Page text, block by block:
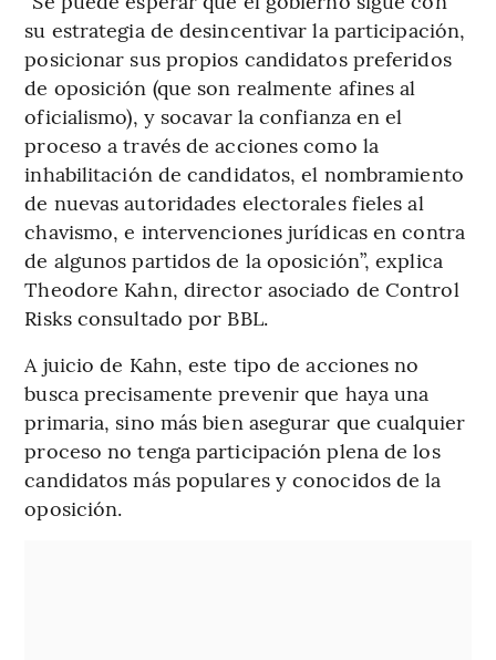
su estrategia de desincentivar la participación,
posicionar sus propios candidatos preferidos
de oposición (que son realmente afines al
oficialismo), y socavar la confianza en el
proceso a través de acciones como la
inhabilitación de candidatos, el nombramiento
de nuevas autoridades electorales fieles al
chavismo, e intervenciones jurídicas en contra
de algunos partidos de la oposición”, explica
Theodore Kahn, director asociado de Control
Risks consultado por BBL.
A juicio de Kahn, este tipo de acciones no
busca precisamente prevenir que haya una
primaria, sino más bien asegurar que cualquier
proceso no tenga participación plena de los
candidatos más populares y conocidos de la
oposición.